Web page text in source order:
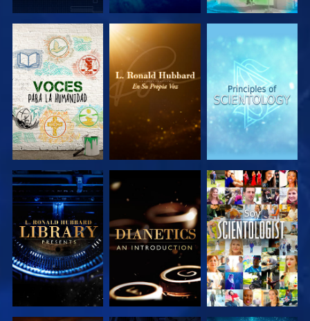
EXPLORA LAS
SERIES
EXPLORA LAS
SERIES
EXPLORA LAS
SERIES
EXPLORA LAS
SERIES
EXPLORA LAS
SERIES
VE